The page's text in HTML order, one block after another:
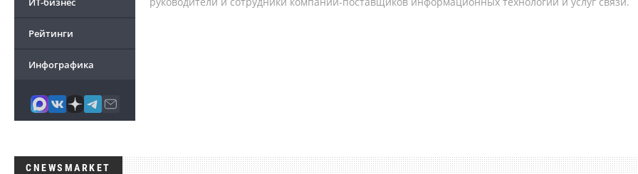
Рейтинги
Инфографика
CNEWSMARKET